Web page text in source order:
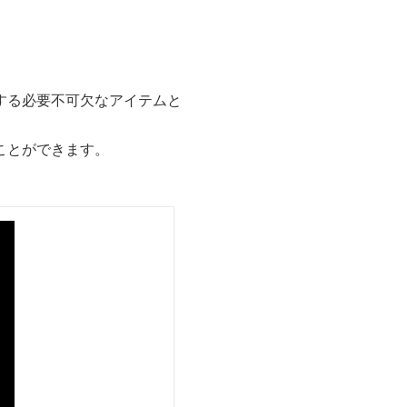
必要不可欠なアイテムと
ができます。